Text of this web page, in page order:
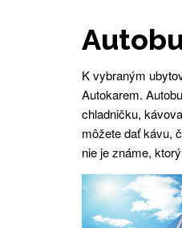
K vybraným
Autokarem.
chladničku,
môžete dať kávu,
nie je známe,